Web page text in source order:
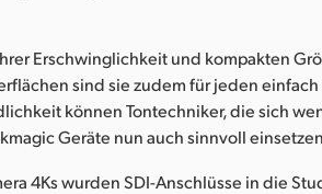
Erschwinglichkeit und kompakten
sind sie zudem für jeden
können Tontechniker, die sich
Geräte nun auch sinnvoll
4Ks wurden SDI-Anschlüsse in die